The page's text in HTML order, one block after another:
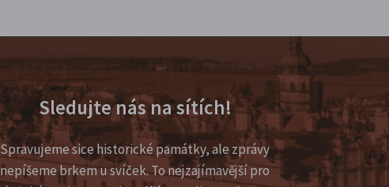
Sledujte nás na sítích!
Spravujeme sice historické památky, ale zprávy
nepíšeme brkem u svíček. To nejzajímavější pro